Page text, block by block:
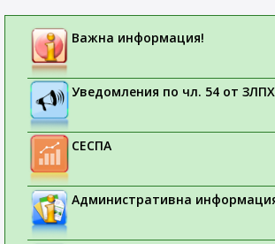
Важна информация!
Уведомления по чл. 54 от
СЕСПА
Административна